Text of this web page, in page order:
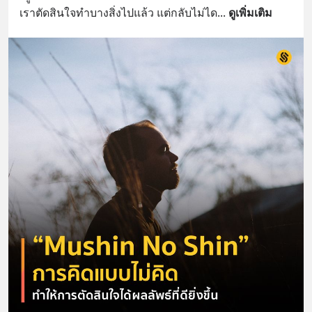
เราตัดสินใจทำบางสิ่งไปแล้ว แต่กลับไม่ได... ดูเพิ่มเติม